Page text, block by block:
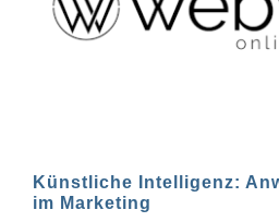
Künstliche Intelligenz:
im Marketing